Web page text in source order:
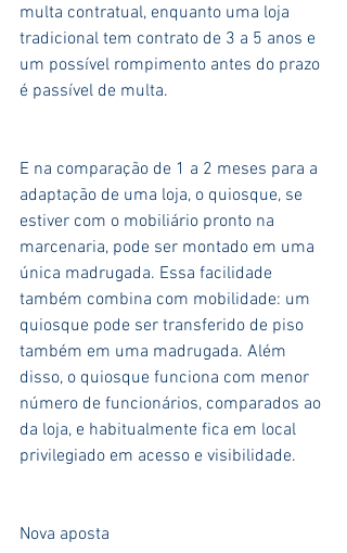
multa contratual, enquanto uma loja
tradicional tem contrato de 3 a 5 anos e
um possível rompimento antes do prazo
é passível de multa.
E na comparação de 1 a 2 meses para a
adaptação de uma loja, o quiosque, se
estiver com o mobiliário pronto na
marcenaria, pode ser montado em uma
única madrugada. Essa facilidade
também combina com mobilidade: um
quiosque pode ser transferido de piso
também em uma madrugada. Além
disso, o quiosque funciona com menor
número de funcionários, comparados ao
da loja, e habitualmente fica em local
privilegiado em acesso e visibilidade.
Nova aposta